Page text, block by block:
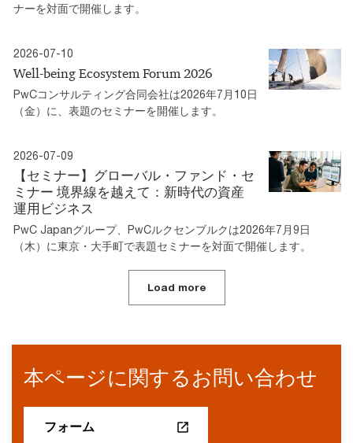
ナーを対面で開催します。
2026-07-10
Well-being Ecosystem Forum 2026
PwCコンサルティング合同会社は2026年7月10日
（金）に、表題のセミナーを開催します。
2026-07-09
【セミナー】グローバル・ファンド・セ
ミナー 境界線を越えて：新時代の資産
運用ビジネス
PwC Japanグループ、PwCルクセンブルクは2026年7月9日
（木）に東京・大手町で表題セミナーを対面で開催します。
Load more
本ページに関するお問い合わせ
フォーム